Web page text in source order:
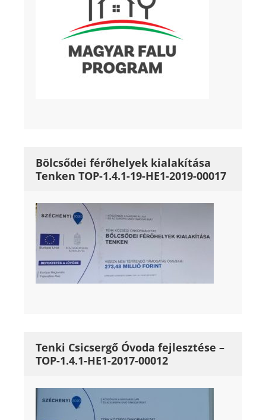
Bölcsődei férőhelyek kialakítása
Tenken TOP-1.4.1-19-HE1-2019-00017
Tenki Csicsergő Óvoda fejlesztése –
TOP-1.4.1-HE1-2017-00012